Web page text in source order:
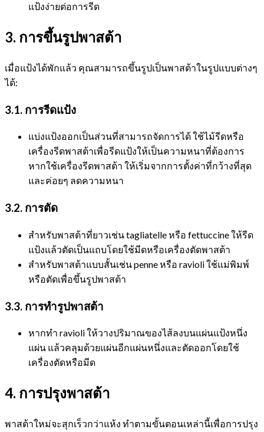
แป้งง่ายต่อการรีด
3. การขึ้นรูปพาสต้า
เมื่อแป้งได้พักแล้ว คุณสามารถขึ้นรูปเป็นพาสต้าในรูปแบบต่างๆ
ได้:
3.1. การรีดแป้ง
แบ่งแป้งออกเป็นส่วนที่สามารถจัดการได้ ใช้ไม้รีดหรือ
เครื่องรีดพาสต้าเพื่อรีดแป้งให้เป็นความหนาที่ต้องการ
หากใช้เครื่องรีดพาสต้า ให้เริ่มจากการตั้งค่าที่กว้างที่สุด
และค่อยๆ ลดความหนา
3.2. การตัด
สำหรับพาสต้าที่ยาวเช่น tagliatelle หรือ fettuccine ให้รีด
แป้งแล้วตัดเป็นแถบโดยใช้มีดหรือเครื่องตัดพาสต้า
สำหรับพาสต้าแบบสั้นเช่น penne หรือ ravioli ใช้แม่พิมพ์
หรือตัดเพื่อขึ้นรูปพาสต้า
3.3. การทำรูปพาสต้า
หากทำ ravioli ให้วางปริมาณของไส้ลงบนแผ่นแป้งหนึ่ง
แผ่น แล้วคลุมด้วยแผ่นอีกแผ่นหนึ่งและตัดออกโดยใช้
เครื่องตัดหรือมีด
4. การปรุงพาสต้า
พาสต้าใหม่จะสุกเร็วกว่าแห้ง ทำตามขั้นตอนเหล่านี้เพื่อการปรุง